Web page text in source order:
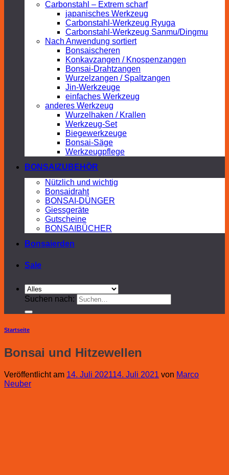
Carbonstahl – Extrem scharf
japanisches Werkzeug
Carbonstahl-Werkzeug Ryuga
Carbonstahl-Werkzeug Sanmu/Dingmu
Nach Anwendung sortiert
Bonsaischeren
Konkavzangen / Knospenzangen
Bonsai-Drahtzangen
Wurzelzangen / Spaltzangen
Jin-Werkzeuge
einfaches Werkzeug
anderes Werkzeug
Wurzelhaken / Krallen
Werkzeug-Set
Biegewerkzeuge
Bonsai-Säge
Werkzeugpflege
BONSAIZUBEHÖR
Nützlich und wichtig
Bonsaidraht
BONSAI-DÜNGER
Giessgeräte
Gutscheine
BONSAIBÜCHER
Bonsaierden
Sale
Suchen nach:
Startseite
Bonsai und Hitzewellen
Veröffentlicht am 14. Juli 202114. Juli 2021 von Marco
Neuber